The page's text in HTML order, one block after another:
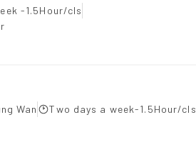
-1.5Hour/cls
Wan
Two days a week-1.5Hour/cls